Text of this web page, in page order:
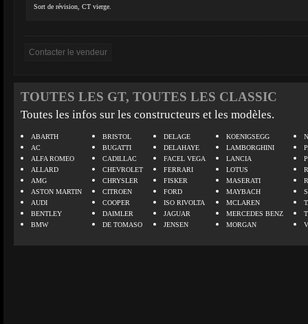
Sort de révision, CT vierge.
TOUTES LES GT, TOUTES LES CLASSIC
Toutes les infos sur les constructeurs et les modèles.
ABARTH
AC
ALFA ROMEO
ALLARD
AMG
ASTON MARTIN
AUDI
BENTLEY
BMW
BRISTOL
BUGATTI
CADILLAC
CHEVROLET
CHRYSLER
CITROEN
COOPER
DAIMLER
DE TOMASO
DELAGE
DELAHAYE
FACEL VEGA
FERRARI
FISKER
FORD
ISO RIVOLTA
JAGUAR
JENSEN
KOENIGSEGG
LAMBORGHINI
LANCIA
LOTUS
MASERATI
MAYBACH
MCLAREN
MERCEDES BENZ
MORGAN